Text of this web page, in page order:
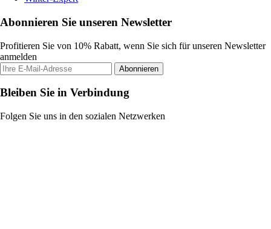
Abonnieren Sie unseren Newsletter
Profitieren Sie von 10% Rabatt, wenn Sie sich für unseren Newsletter
anmelden
Abonnieren
Bleiben Sie in Verbindung
Folgen Sie uns in den sozialen Netzwerken